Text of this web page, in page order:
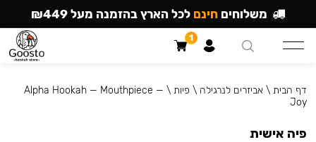
דף הבית \אביזרים לנרגילה \ פיות \
Alpha Hookah — Mouthpiece —
Joy
פיה אישית
משלוחים חינם לכל הארץ בהזמנה מעל ₪449
1